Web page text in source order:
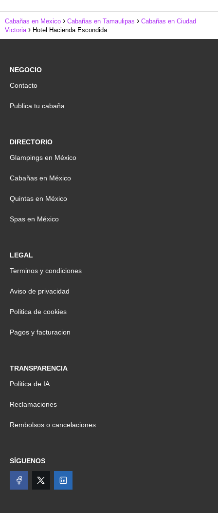
Cabañas en Mexico Cabañas en Tamaulipas
Cabañas en Ciudad
Victoria
Hotel Hacienda Escondida
NEGOCIO
Contacto
Publica tu cabaña
DIRECTORIO
Glampings en México
Cabañas en México
Quintas en México
Spas en México
LEGAL
Terminos y condiciones
Aviso de privacidad
Politica de cookies
Pagos y facturacion
TRANSPARENCIA
Politica de IA
Reclamaciones
Rembolsos o cancelaciones
SÍGUENOS